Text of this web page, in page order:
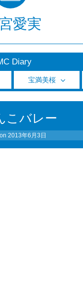
愛実
Diary
宝満美桜
こバレー
2013年6月3日